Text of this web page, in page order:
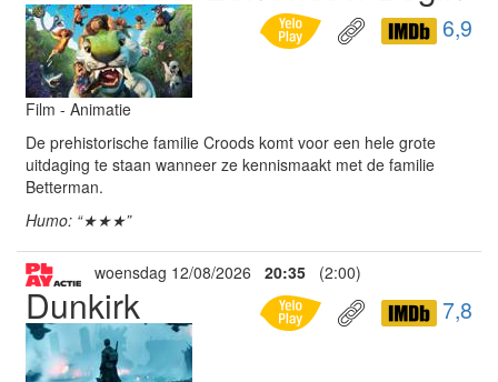
6,9
Film - Animatie
De prehistorische familie Croods komt voor een hele grote
uitdaging te staan wanneer ze kennismaakt met de familie
Betterman.
Humo: “★★★”
woensdag 12/08/2026 20:35 (2:00)
Dunkirk 7,8